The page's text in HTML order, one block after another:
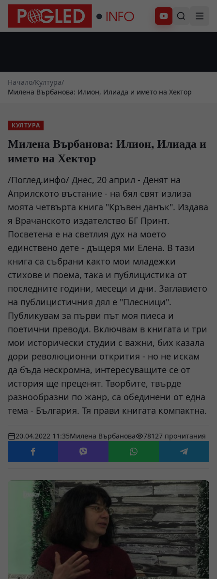
Абонирай се
Начало/Култура/
Милена Върбанова: Илион, Илиада и името на Хектор
КУЛТУРА
Милена Върбанова: Илион, Илиада и
името на Хектор
/Поглед.инфо/ Днес, 20 април - Денят на
Априлското въстание - на бял свят излиза
моята четвърта книга "Кръвен данък". Издава
я Врачанското издателство БГ Принт.
Посветена е на светлия дух на моето
единствено дете - дъщеря ми Елена. В тази
книга са събрани както мои младежки
стихове и поема, така и публицистика от
последните години, месеци и дни. Заглавието
на публицистичния дял е "Плесници".
Публикувам за първи път моя пиеса и
поетични преводи. Включвам в книгата и три
мои исторически студии с важни, бих казала
дори революционни открития - но не искам
да бъда нескромна, интересуващите се от
история ще преценят. Творбите, твърде
разнообразни по жанр, са обединени от една
тема - България. Тя прави книгата компактна.
20.04.2022 11:35Милена Върбанова 78127 прочитания